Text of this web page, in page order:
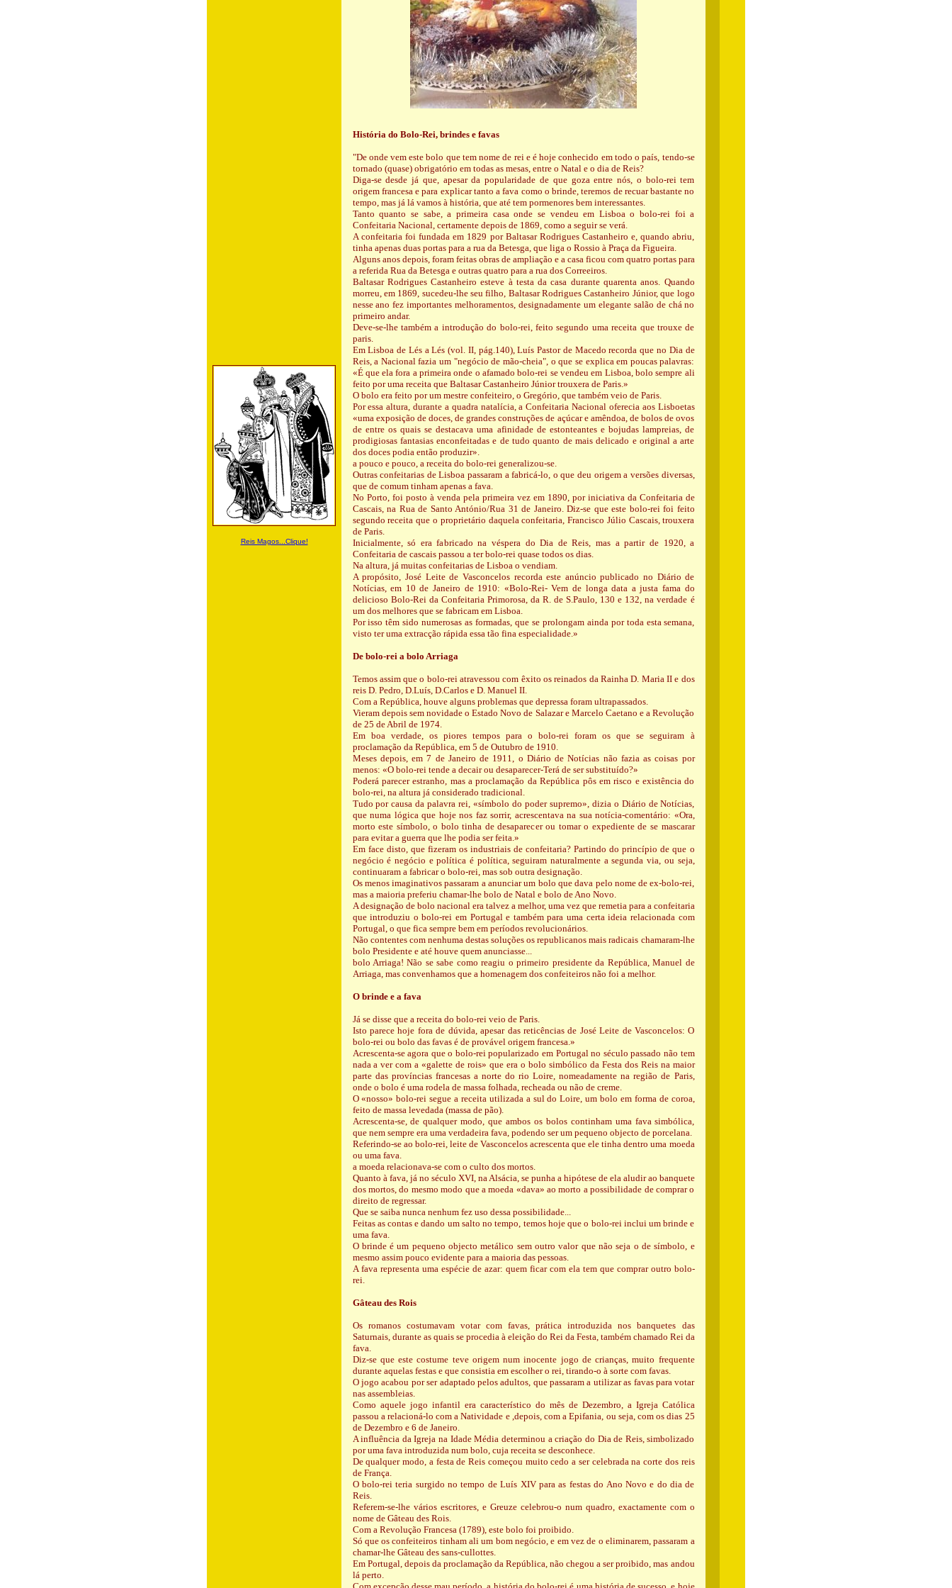
Reis Magos...Clique!
História do Bolo-Rei, brindes e favas
"De onde vem este bolo que tem nome de rei e é hoje conhecido em todo o país, tendo-se
tornado (quase) obrigatório em todas as mesas, entre o Natal e o dia de Reis?
Diga-se desde já que, apesar da popularidade de que goza entre nós, o bolo-rei tem
origem francesa e para explicar tanto a fava como o brinde, teremos de recuar bastante no
tempo, mas já lá vamos à história, que até tem pormenores bem interessantes.
Tanto quanto se sabe, a primeira casa onde se vendeu em Lisboa o bolo-rei foi a
Confeitaria Nacional, certamente depois de 1869, como a seguir se verá.
A confeitaria foi fundada em 1829 por Baltasar Rodrigues Castanheiro e, quando abriu,
tinha apenas duas portas para a rua da Betesga, que liga o Rossio à Praça da Figueira.
Alguns anos depois, foram feitas obras de ampliação e a casa ficou com quatro portas para
a referida Rua da Betesga e outras quatro para a rua dos Correeiros.
Baltasar Rodrigues Castanheiro esteve à testa da casa durante quarenta anos. Quando
morreu, em 1869, sucedeu-lhe seu filho, Baltasar Rodrigues Castanheiro Júnior, que logo
nesse ano fez importantes melhoramentos, designadamente um elegante salão de chá no
primeiro andar.
Deve-se-lhe também a introdução do bolo-rei, feito segundo uma receita que trouxe de
paris.
Em Lisboa de Lés a Lés (vol. II, pág.140), Luís Pastor de Macedo recorda que no Dia de
Reis, a Nacional fazia um "negócio de mão-cheia", o que se explica em poucas palavras:
«É que ela fora a primeira onde o afamado bolo-rei se vendeu em Lisboa, bolo sempre ali
feito por uma receita que Baltasar Castanheiro Júnior trouxera de Paris.»
O bolo era feito por um mestre confeiteiro, o Gregório, que também veio de Paris.
Por essa altura, durante a quadra natalícia, a Confeitaria Nacional oferecia aos Lisboetas
«uma exposição de doces, de grandes construções de açúcar e amêndoa, de bolos de ovos
de entre os quais se destacava uma afinidade de estonteantes e bojudas lampreias, de
prodigiosas fantasias enconfeitadas e de tudo quanto de mais delicado e original a arte
dos doces podia então produzir».
a pouco e pouco, a receita do bolo-rei generalizou-se.
Outras confeitarias de Lisboa passaram a fabricá-lo, o que deu origem a versões diversas,
que de comum tinham apenas a fava.
No Porto, foi posto à venda pela primeira vez em 1890, por iniciativa da Confeitaria de
Cascais, na Rua de Santo António/Rua 31 de Janeiro. Diz-se que este bolo-rei foi feito
segundo receita que o proprietário daquela confeitaria, Francisco Júlio Cascais, trouxera
de Paris.
Inicialmente, só era fabricado na véspera do Dia de Reis, mas a partir de 1920, a
Confeitaria de cascais passou a ter bolo-rei quase todos os dias.
Na altura, já muitas confeitarias de Lisboa o vendiam.
A propósito, José Leite de Vasconcelos recorda este anúncio publicado no Diário de
Notícias, em 10 de Janeiro de 1910: «Bolo-Rei- Vem de longa data a justa fama do
delicioso Bolo-Rei da Confeitaria Primorosa, da R. de S.Paulo, 130 e 132, na verdade é
um dos melhores que se fabricam em Lisboa.
Por isso têm sido numerosas as formadas, que se prolongam ainda por toda esta semana,
visto ter uma extracção rápida essa tão fina especialidade.»
De bolo-rei a bolo Arriaga
Temos assim que o bolo-rei atravessou com êxito os reinados da Rainha D. Maria II e dos
reis D. Pedro, D.Luís, D.Carlos e D. Manuel II.
Com a República, houve alguns problemas que depressa foram ultrapassados.
Vieram depois sem novidade o Estado Novo de Salazar e Marcelo Caetano e a Revolução
de 25 de Abril de 1974.
Em boa verdade, os piores tempos para o bolo-rei foram os que se seguiram à
proclamação da República, em 5 de Outubro de 1910.
Meses depois, em 7 de Janeiro de 1911, o Diário de Notícias não fazia as coisas por
menos: «O bolo-rei tende a decair ou desaparecer-Terá de ser substituído?»
Poderá parecer estranho, mas a proclamação da República pôs em risco e existência do
bolo-rei, na altura já considerado tradicional.
Tudo por causa da palavra rei, «símbolo do poder supremo», dizia o Diário de Notícias,
que numa lógica que hoje nos faz sorrir, acrescentava na sua notícia-comentário: «Ora,
morto este símbolo, o bolo tinha de desaparecer ou tomar o expediente de se mascarar
para evitar a guerra que lhe podia ser feita.»
Em face disto, que fizeram os industriais de confeitaria? Partindo do princípio de que o
negócio é negócio e política é política, seguiram naturalmente a segunda via, ou seja,
continuaram a fabricar o bolo-rei, mas sob outra designação.
Os menos imaginativos passaram a anunciar um bolo que dava pelo nome de ex-bolo-rei,
mas a maioria preferiu chamar-lhe bolo de Natal e bolo de Ano Novo.
A designação de bolo nacional era talvez a melhor, uma vez que remetia para a confeitaria
que introduziu o bolo-rei em Portugal e também para uma certa ideia relacionada com
Portugal, o que fica sempre bem em períodos revolucionários.
Não contentes com nenhuma destas soluções os republicanos mais radicais chamaram-lhe
bolo Presidente e até houve quem anunciasse...
bolo Arriaga! Não se sabe como reagiu o primeiro presidente da República, Manuel de
Arriaga, mas convenhamos que a homenagem dos confeiteiros não foi a melhor.
O brinde e a fava
Já se disse que a receita do bolo-rei veio de Paris.
Isto parece hoje fora de dúvida, apesar das reticências de José Leite de Vasconcelos: O
bolo-rei ou bolo das favas é de provável origem francesa.»
Acrescenta-se agora que o bolo-rei popularizado em Portugal no século passado não tem
nada a ver com a «galette de rois» que era o bolo simbólico da Festa dos Reis na maior
parte das províncias francesas a norte do rio Loire, nomeadamente na região de Paris,
onde o bolo é uma rodela de massa folhada, recheada ou não de creme.
O «nosso» bolo-rei segue a receita utilizada a sul do Loire, um bolo em forma de coroa,
feito de massa levedada (massa de pão).
Acrescenta-se, de qualquer modo, que ambos os bolos continham uma fava simbólica,
que nem sempre era uma verdadeira fava, podendo ser um pequeno objecto de porcelana.
Referindo-se ao bolo-rei, leite de Vasconcelos acrescenta que ele tinha dentro uma moeda
ou uma fava.
a moeda relacionava-se com o culto dos mortos.
Quanto à fava, já no século XVI, na Alsácia, se punha a hipótese de ela aludir ao banquete
dos mortos, do mesmo modo que a moeda «dava» ao morto a possibilidade de comprar o
direito de regressar.
Que se saiba nunca nenhum fez uso dessa possibilidade...
Feitas as contas e dando um salto no tempo, temos hoje que o bolo-rei inclui um brinde e
uma fava.
O brinde é um pequeno objecto metálico sem outro valor que não seja o de símbolo, e
mesmo assim pouco evidente para a maioria das pessoas.
A fava representa uma espécie de azar: quem ficar com ela tem que comprar outro bolo-
rei.
Gâteau des Rois
Os romanos costumavam votar com favas, prática introduzida nos banquetes das
Saturnais, durante as quais se procedia à eleição do Rei da Festa, também chamado Rei da
fava.
Diz-se que este costume teve origem num inocente jogo de crianças, muito frequente
durante aquelas festas e que consistia em escolher o rei, tirando-o à sorte com favas.
O jogo acabou por ser adaptado pelos adultos, que passaram a utilizar as favas para votar
nas assembleias.
Como aquele jogo infantil era característico do mês de Dezembro, a Igreja Católica
passou a relacioná-lo com a Natividade e ,depois, com a Epifania, ou seja, com os dias 25
de Dezembro e 6 de Janeiro.
A influência da Igreja na Idade Média determinou a criação do Dia de Reis, simbolizado
por uma fava introduzida num bolo, cuja receita se desconhece.
De qualquer modo, a festa de Reis começou muito cedo a ser celebrada na corte dos reis
de França.
O bolo-rei teria surgido no tempo de Luís XIV para as festas do Ano Novo e do dia de
Reis.
Referem-se-lhe vários escritores, e Greuze celebrou-o num quadro, exactamente com o
nome de Gâteau des Rois.
Com a Revolução Francesa (1789), este bolo foi proibido.
Só que os confeiteiros tinham ali um bom negócio, e em vez de o eliminarem, passaram a
chamar-lhe Gâteau des sans-cullottes.
Em Portugal, depois da proclamação da República, não chegou a ser proibido, mas andou
lá perto.